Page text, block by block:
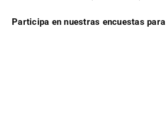
Participa en nuestras encuestas